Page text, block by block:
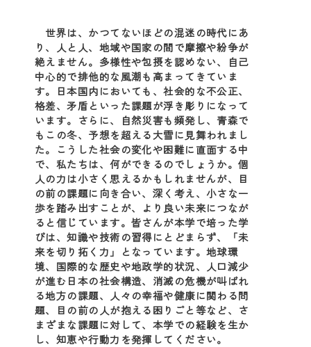
世界は、かつてないほどの混迷の時代にあ
り、人と人、地域や国家の間で摩擦や紛争が
絶えません。多様性や包摂を認めない、自己
中心的で排他的な風潮も高まってきていま
す。日本国内においても、社会的な不公正、
格差、矛盾といった課題が浮き彫りになって
います。さらに、自然災害も頻発し、青森で
もこの冬、予想を超える大雪に見舞われまし
た。こうした社会の変化や困難に直面する中
で、私たちは、何ができるのでしょうか。個
人の力は小さく思えるかもしれませんが、目
の前の課題に向き合い、深く考え、小さな一
歩を踏み出すことが、より良い未来につなが
ると信じています。皆さんが本学で培った学
びは、知識や技術の習得にとどまらず、「未
来を切り拓く力」となっています。地球環
境、国際的な歴史や地政学的状況、人口減少
が進む日本の社会構造、消滅の危機が叫ばれ
る地方の課題、人々の幸福や健康に関わる問
題、目の前の人が抱える困りごと等など、さ
まざまな課題に対して、本学での経験を生か
し、知恵や行動力を発揮してください。